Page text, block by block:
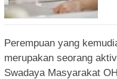
Perempuan yang
merupakan seorang
Swadaya Masyarakat